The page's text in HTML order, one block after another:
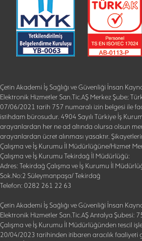
Çetin Akademi İş Sağlığı ve Güvenliği İnsan
Elektronik Hizmetler San.Tic.AŞ Merkez Şube;
07/06/2021 tarih 757 numaralı izin belgesi ile
istihdam bürosudur. 4904 Sayılı Türkiye İş
arayanlardan her ne ad altında olursa olsun
arayanlardan ücret alınması yasaktır.
Çalışma ve İş Kurumu İl Müdürlüğüne/Hizmet
Çalışma ve İş Kurumu Tekirdağ İl Müdürlüğü:
Adres: Tekirdağ Çalışma ve İş Kurumu İl
Sok.No:2 Süleymanpaşa/ Tekirdağ
Telefon: 0282 261 22 63
Çetin Akademi İş Sağlığı ve Güvenliği İnsan
Elektronik Hizmetler San.Tic.AŞ Antalya Şubesi:
Çalışma ve İş Kurumu İl Müdürlüğünden tescil
20/04/2023 tarihinden itibaren aracılık faaliyeti